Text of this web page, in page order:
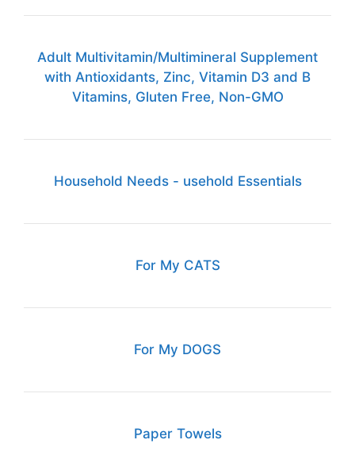
Adult Multivitamin/Multimineral Supplement
with Antioxidants, Zinc, Vitamin D3 and B
Vitamins, Gluten Free, Non-GMO
Household Needs - usehold Essentials
For My CATS
For My DOGS
Paper Towels